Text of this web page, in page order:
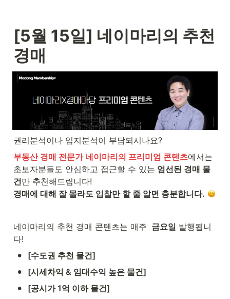
[5월 15일] 네이마리의 추천
경매
권리분석이나 입지분석이 부담되시나요?
부동산 경매 전문가 네이마리의 프리미엄 콘텐츠에서는
초보자분들도 안심하고 접근할 수 있는 엄선된 경매 물
건
경매에 대해 잘 몰라도 입찰만 할 줄 알면 충분합니다.
네이마리의 추천 경매 콘텐츠는 매주 금요일 발행됩니
다!
• [수도권 추천 물건]
• [시세차익 & 임대수익 높은 물건]
•
[공시가 1억 이하 물건]